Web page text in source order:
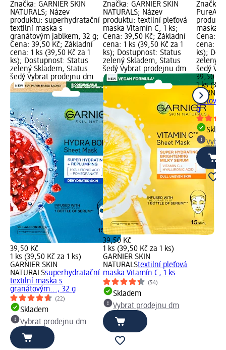
Značka: GARNIER SKIN
NATURALS; Název
produktu: superhydratační
textilní maska s
granátovým jablkem, 32 g;
Cena: 39,50 Kč; Základní
cena: 1 ks (39,50 Kč za 1
ks); Dostupnost: Status
zelený Skladem, Status
šedý Vybrat prodejnu dm
39,50 Kč
1 ks (39,50 Kč za 1 ks)
GARNIER SKIN
NATURALSsuperhydratační
textilní maska s
granátovým..., 32 g
(22)
Skladem
Vybrat prodejnu dm
Značka: GARNIER SKIN
NATURALS; Název
produktu: textilní pleťová
maska Vitamín C, 1 ks;
Cena: 39,50 Kč; Základní
cena: 1 ks (39,50 Kč za 1
ks); Dostupnost: Status
zelený Skladem, Status
šedý Vybrat prodejnu dm
39,50 Kč
1 ks (39,50 Kč za 1 ks)
GARNIER SKIN
NATURALStextilní pleťová
maska Vitamín C, 1 ks
(54)
Skladem
Vybrat prodejnu dm
Značka:
maska
Cena:
cena: 1
ks);
zelený
šedý
39,50 Kč
1 ks
pleťová
g